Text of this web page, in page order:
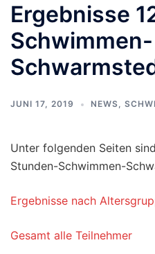
Ergebnisse
Schwimmen-
JUNI 17, 2019 NEWS,
Unter folgenden Seiten
Stunden-Schwimmen-
Ergebnisse nach
Gesamt alle Teilnehmer